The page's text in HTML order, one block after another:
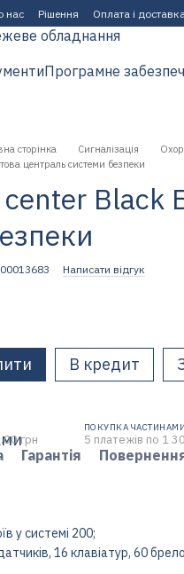
нас Рішення Оплата і
обладнання
Програмне
сторінка Сигналізація
централь системи безпеки
center Black
Написати відгук
В кредит
грн
ПОКУПКА ЧАСТИНАМИ
5 платежів по 1
Гарантія
у системі 200;
16 клавіатур, 60